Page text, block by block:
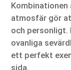
atmosfär gör
och personligt.
ovanliga
ett perfekt
sida.